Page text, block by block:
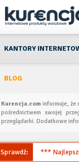
KANTORY
BLOG
Kurencja.com informuje, że
pośrednictwem swojej
przeglądarki. Dodatkowe
Sprawdź: ***